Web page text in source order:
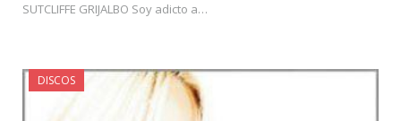
SUTCLIFFE GRIJALBO Soy adicto a…
DISCOS